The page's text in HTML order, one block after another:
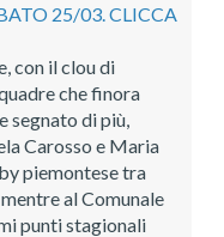
25/03. CLICCA
con il clou di
che finora
segnato di più,
Carosso e Maria
piemontese tra
al Comunale
punti stagionali